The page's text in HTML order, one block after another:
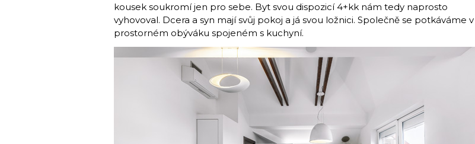
kousek soukromí jen pro sebe. Byt svou dispozicí 4+kk nám tedy naprosto
vyhovoval. Dcera a syn mají svůj pokoj a já svou ložnici. Společně se potkáváme v
prostorném obýváku spojeném s kuchyní.